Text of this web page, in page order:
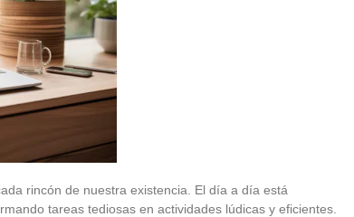
rincón de nuestra existencia. El día a día está
tareas tediosas en actividades lúdicas y eficientes.